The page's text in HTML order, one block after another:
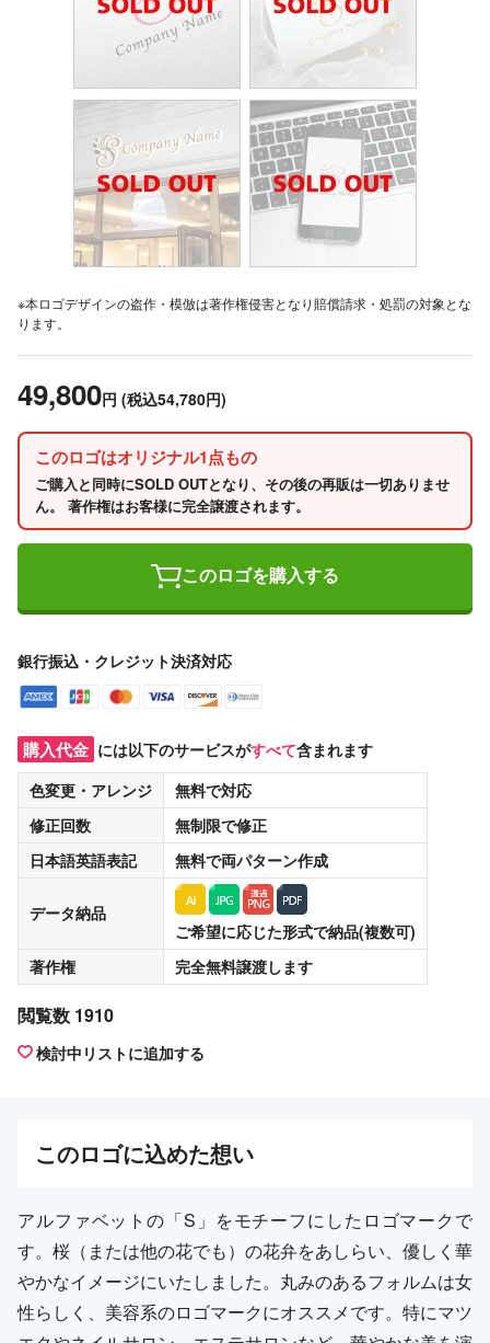
※本ロゴデザインの盗作・模倣は著作権侵害となり賠償請求・処罰の対象とな
ります。
49,800円 (税込54,780円)
このロゴはオリジナル1点もの
ご購入と同時にSOLD OUTとなり、その後の再販は一切ありませ
ん。 著作権はお客様に完全譲渡されます。
このロゴを購入する
銀行振込・クレジット決済対応
購入代金 には以下のサービスがすべて含まれます
色変更・アレンジ
無料で対応
修正回数
無制限で修正
日本語英語表記
無料で両パターン作成
データ納品
ご希望に応じた形式で納品(複数可)
著作権
完全無料譲渡します
閲覧数 1910
検討中リストに追加する
このロゴに込めた想い
アルファベットの「S」をモチーフにしたロゴマークで
す。桜（または他の花でも）の花弁をあしらい、優しく華
やかなイメージにいたしました。丸みのあるフォルムは女
性らしく、美容系のロゴマークにオススメです。特にマツ